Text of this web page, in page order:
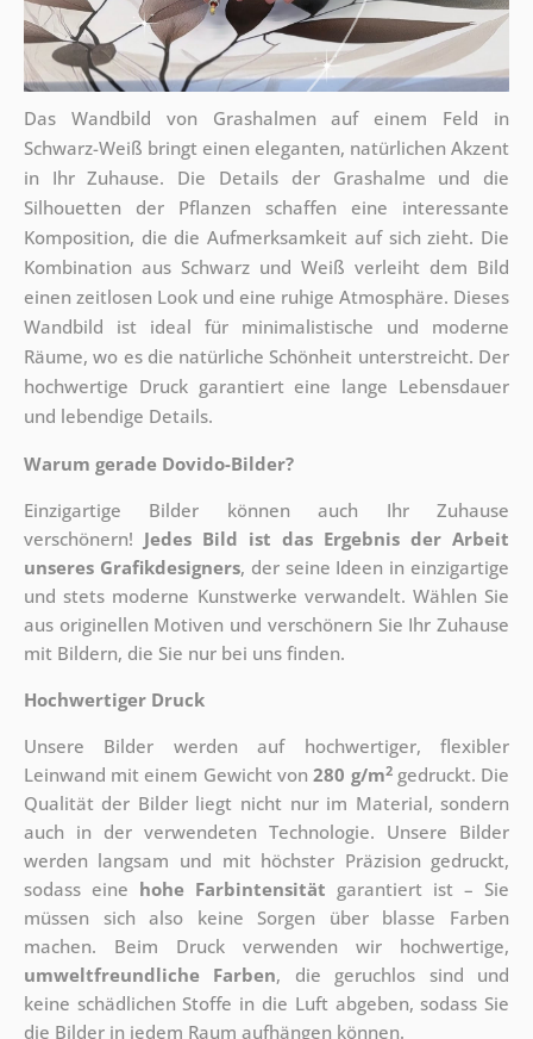
Das Wandbild von Grashalmen auf einem Feld in
Schwarz-Weiß bringt einen eleganten, natürlichen Akzent
in Ihr Zuhause. Die Details der Grashalme und die
Silhouetten der Pflanzen schaffen eine interessante
Komposition, die die Aufmerksamkeit auf sich zieht. Die
Kombination aus Schwarz und Weiß verleiht dem Bild
einen zeitlosen Look und eine ruhige Atmosphäre. Dieses
Wandbild ist ideal für minimalistische und moderne
Räume, wo es die natürliche Schönheit unterstreicht. Der
hochwertige Druck garantiert eine lange Lebensdauer
und lebendige Details.
Warum gerade Dovido-Bilder?
Einzigartige Bilder können auch Ihr Zuhause
verschönern! Jedes Bild ist das Ergebnis der Arbeit
unseres Grafikdesigners, der seine Ideen in einzigartige
und stets moderne Kunstwerke verwandelt. Wählen Sie
aus originellen Motiven und verschönern Sie Ihr Zuhause
mit Bildern, die Sie nur bei uns finden.
Hochwertiger Druck
Unsere Bilder werden auf hochwertiger, flexibler
Leinwand mit einem Gewicht von280 g/m2gedruckt. Die
Qualität der Bilder liegt nicht nur im Material, sondern
auch in der verwendeten Technologie. Unsere Bilder
werden langsam und mit höchster Präzision gedruckt,
sodass eine hohe Farbintensität garantiert ist – Sie
müssen sich also keine Sorgen über blasse Farben
machen. Beim Druck verwenden wir hochwertige,
umweltfreundliche Farben, die geruchlos sind und
keine schädlichen Stoffe in die Luft abgeben, sodass Sie
die Bilder in jedem Raum aufhängen können.